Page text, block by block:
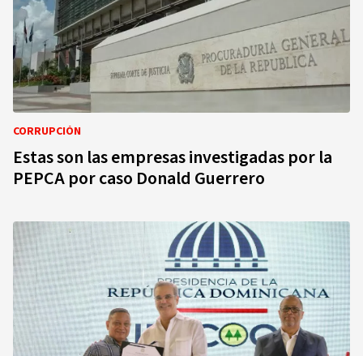
CORRUPCIÓN
Estas son las empresas investigadas por la
PEPCA por caso Donald Guerrero